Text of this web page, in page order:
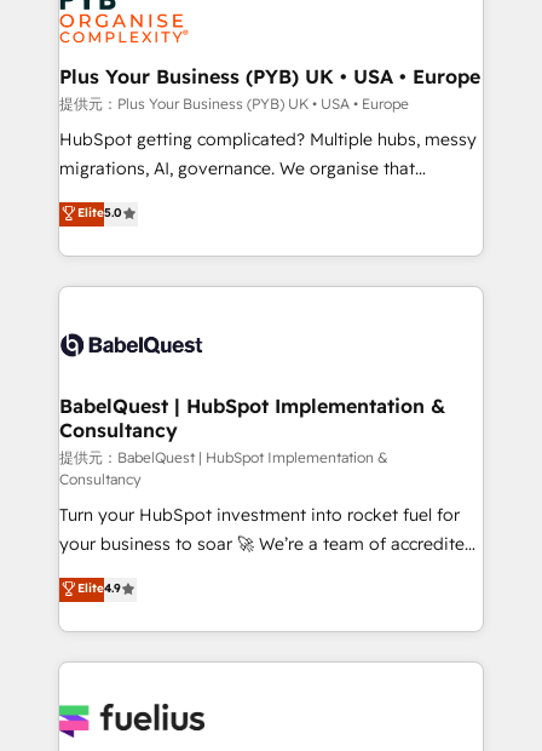
drive results.
professional services, financial services and
industrial sectors. Offices in Johannesburg, Cape
Town, Dubai & London. 500+ HubSpot CRM
implementations delivered. AI visibility coverage
across ChatGPT, Claude, Perplexity, Gemini and
Google AI Overviews. HubSpot Impact Award -
Innovation HubSpot Impact Award - Platform
Migration Excellence HubSpot Impact Award -
accreditations with HubSpot.
Plus Your Business (PYB) UK • USA • Europe
提供元：Plus Your Business (PYB) UK • USA • Europe
HubSpot getting complicated? Multiple hubs, messy
migrations, AI, governance. We organise that
complexity, so your team can put HubSpot to work...
Welcome to our Profile! We help with: • CRM
implementation, reports, workflows, and team
training • CRM migration from Salesforce, Pipedrive,
custom API integrations with ERP (and other
operations A little about us: • Boutique 'Elite' team of
12 • 150+ clients across Sales Hub, Marketing Hub,
Service Hub, Data Hub and CMS • ISO/IEC
27001:2022, ISO 9001:2015, and ISO 42001:2023
certified - the AI management standard • GuardHub:
our AI governance framework, built on ISO 42001
Ready for the next step? Click the 👈 '𝗖𝗼𝗻𝘁𝗮𝗰𝘁
𝗯𝘂𝘀𝗶𝗻𝗲𝘀𝘀' button to get in touch (𝘸𝘦'𝘳𝘦 𝘴𝘶𝘱𝘦𝘳
𝘳𝘦𝘴𝘱𝘰𝘯𝘴𝘪𝘷𝘦)
Elite5.0
BabelQuest | HubSpot Implementation &
Consultancy
提供元：BabelQuest | HubSpot Implementation &
Consultancy
Turn your HubSpot investment into rocket fuel for
your business to soar 🚀 We’re a team of accredited
HubSpot experts ready to help you. We can
implement the platform into complex business
environments, optimise what you've got and make
sure you can actually use it, build your website in
for you and execute it on HubSpot. We are on the
Elite4.9